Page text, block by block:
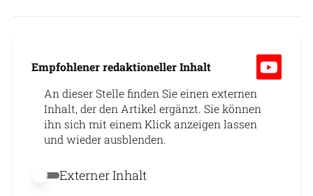
Empfohlener redaktioneller Inhalt
An dieser Stelle finden Sie einen externen
Inhalt, der den Artikel ergänzt. Sie können
ihn sich mit einem Klick anzeigen lassen
und wieder ausblenden.
Externer Inhalt erlauben
Externer Inhalt